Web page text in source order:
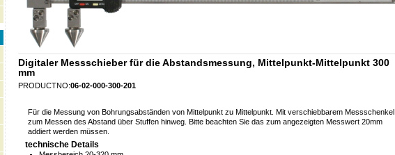
Digitaler Messschieber für die Abstandsmessung, Mittelpunkt-Mittelpunkt 300
mm
PRODUCTNO:06-02-000-300-201
Für die Messung von Bohrungsabständen von Mittelpunkt zu Mittelpunkt. Mit verschiebbarem Messschenkel
zum Messen des Abstand über Stuffen hinweg. Bitte beachten Sie das zum angezeigten Messwert 20mm
addiert werden müssen.
technische Details